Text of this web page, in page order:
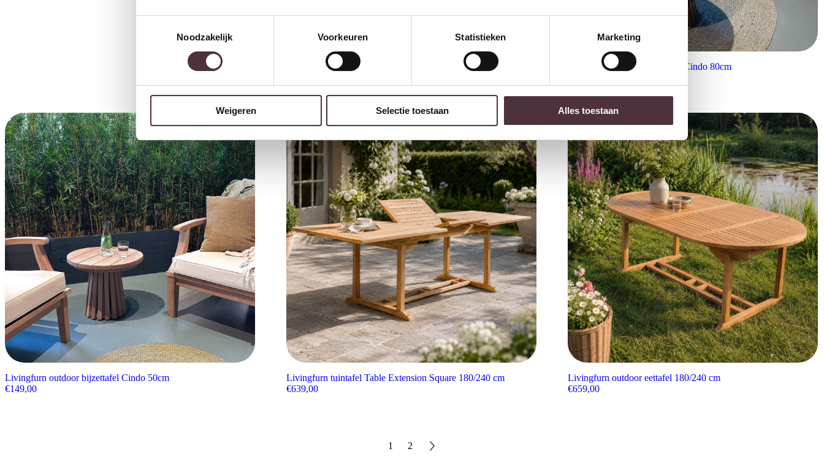
Noodzakelijk
Voorkeuren Statistieken Marketing
Weigeren Selectie toestaan Alles toestaan
Livingfurn outdoor salontafel Cindo 80cm
Livingfurn outdoor bijzettafel Cindo 50cm
€149,00
Livingfurn tuintafel Table Extension Square 180/240 cm
€639,00
Livingfurn outdoor eettafel 180/240 cm
€659,00
1 2